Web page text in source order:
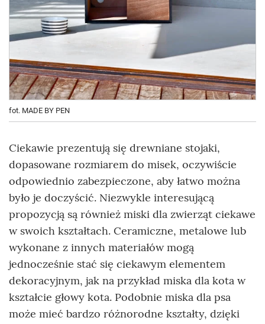
fot. MADE BY PEN
Ciekawie prezentują się drewniane stojaki,
dopasowane rozmiarem do misek, oczywiście
odpowiednio zabezpieczone, aby łatwo można
było je doczyścić. Niezwykle interesującą
propozycją są również miski dla zwierząt ciekawe
w swoich kształtach. Ceramiczne, metalowe lub
wykonane z innych materiałów mogą
jednocześnie stać się ciekawym elementem
dekoracyjnym, jak na przykład miska dla kota w
kształcie głowy kota. Podobnie miska dla psa
może mieć bardzo różnorodne kształty, dzięki